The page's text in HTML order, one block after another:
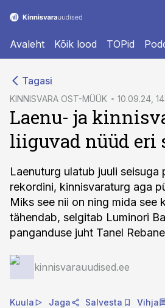
Avaleht Kõik lood TOPid
Tagasi
KINNISVARA OST-MÜÜK 10.09.24,
Laenu- ja
liiguvad nüüd eri
Laenuturg ulatub juuli seisuga
rekordini, kinnisvaraturg aga
Miks see nii on ning mida see
tähendab, selgitab Luminori
panganduse juht Tanel
kinnisvarauudised.ee
Kuula Jaga Salvesta Vihja